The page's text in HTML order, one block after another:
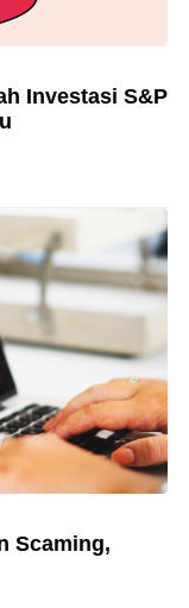
Investasi S&P
Scaming,